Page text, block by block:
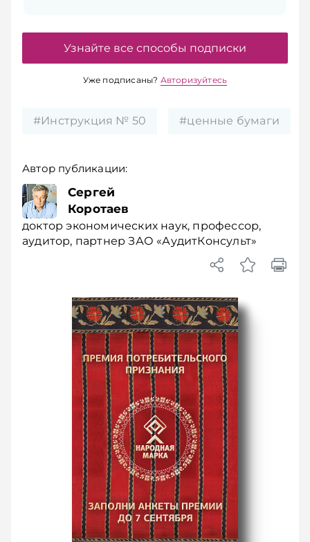
Узнайте все способы подписки
Уже подписаны? Авторизуйтесь
#Инструкция № 50 #ценные бумаги
Автор публикации:
Сергей
Коротаев
доктор экономических наук, профессор,
аудитор, партнер ЗАО «АудитКонсульт»